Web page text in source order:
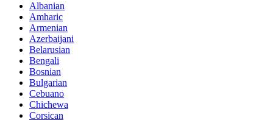
Albanian
Amharic
Armenian
Azerbaijani
Belarusian
Bengali
Bosnian
Bulgarian
Cebuano
Chichewa
Corsican